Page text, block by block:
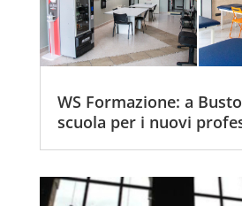
WS Formazione: a
scuola per i nuovi